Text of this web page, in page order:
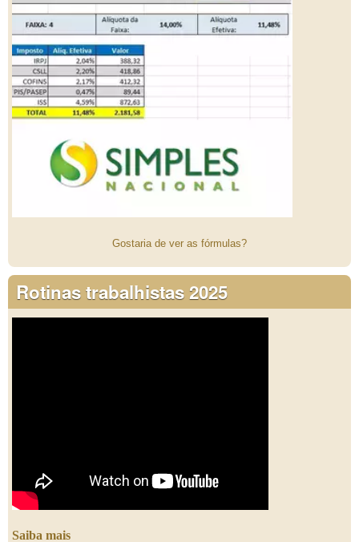
Gostaria de ver as fórmulas?
Rotinas trabalhistas 2025
Saiba mais